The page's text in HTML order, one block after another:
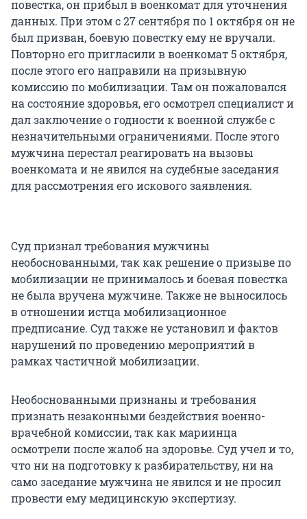
повестка, он прибыл в военкомат для уточнения
данных. При этом с 27 сентября по 1 октября он не
был призван, боевую повестку ему не вручали.
Повторно его пригласили в военкомат 5 октября,
после этого его направили на призывную
комиссию по мобилизации. Там он пожаловался
на состояние здоровья, его осмотрел специалист и
дал заключение о годности к военной службе с
незначительными ограничениями. После этого
мужчина перестал реагировать на вызовы
военкомата и не явился на судебные заседания
для рассмотрения его искового заявления.
Суд признал требования мужчины
необоснованными, так как решение о призыве по
мобилизации не принималось и боевая повестка
не была вручена мужчине. Также не выносилось
в отношении истца мобилизационное
предписание. Суд также не установил и фактов
нарушений по проведению мероприятий в
рамках частичной мобилизации.
Необоснованными признаны и требования
признать незаконными бездействия военно-
врачебной комиссии, так как мариинца
осмотрели после жалоб на здоровье. Суд учел и то,
что ни на подготовку к разбирательству, ни на
само заседание мужчина не явился и не просил
провести ему медицинскую экспертизу.